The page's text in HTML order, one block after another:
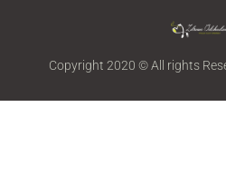
Copyright 2020 © All rights